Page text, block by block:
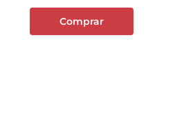
Comprar